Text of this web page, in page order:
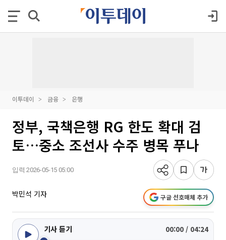
이투데이 금융 은행
정부, 국책은행 RG 한도 확대 검
토…중소 조선사 수주 병목 푸나
입력 2026-05-15 05:00
박민석 기자 구글 선호매체 추가
기사 듣기 00:00 / 04:24